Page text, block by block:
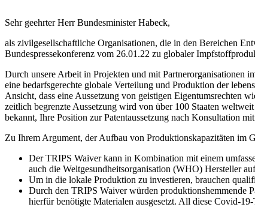
Sehr geehrter Herr Bundesminister Habeck,
als zivilgesellschaftliche Organisationen, die in den Bereichen
Bundespressekonferenz vom 26.01.22 zu globaler
Durch unsere Arbeit in Projekten und mit Partnerorganisationen
eine bedarfsgerechte globale Verteilung und Produktion der
Ansicht, dass eine Aussetzung von geistigen Eigentumsrechten
zeitlich begrenzte Aussetzung wird von über 100 Staaten
bekannt, Ihre Position zur Patentaussetzung nach Konsultation
Zu Ihrem Argument, der Aufbau von Produktionskapazitäten im
Der TRIPS Waiver kann in Kombination mit einem
auch die Weltgesundheitsorganisation (WHO) Hersteller
Um in die lokale Produktion zu investieren, brauchen
Durch den TRIPS Waiver würden produktionshemmende
hierfür benötigte Materialen ausgesetzt. All diese Covid-